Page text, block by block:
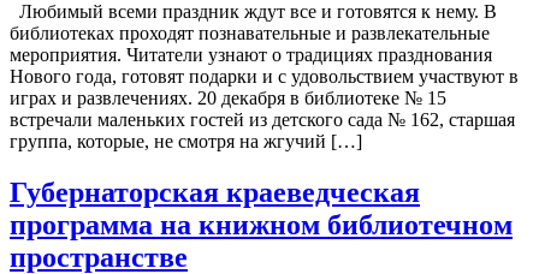
Любимый всеми праздник ждут все и готовятся к нему. В
библиотеках проходят познавательные и развлекательные
мероприятия. Читатели узнают о традициях празднования
Нового года, готовят подарки и с удовольствием участвуют в
играх и развлечениях. 20 декабря в библиотеке № 15
встречали маленьких гостей из детского сада № 162, старшая
группа, которые, не смотря на жгучий […]
Губернаторская краеведческая
программа на книжном библиотечном
пространстве